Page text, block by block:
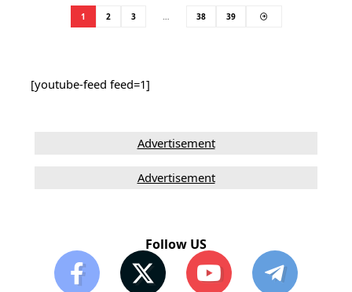
अधिकारियों के साथ राष्ट्रपिता महात्मा…
1 2 3 … 38 39
[youtube-feed feed=1]
Advertisement
Advertisement
Follow US